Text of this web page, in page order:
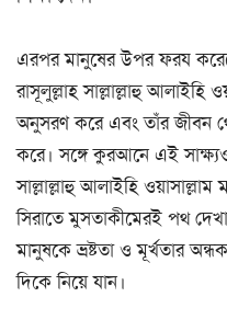
এরপর মানুষের উপর ফরয
রাসূলুল্লাহ সাল্লাল্লাহু
অনুসরণ করে এবং তাঁর জীবন
করে। সঙ্গে কুরআনে এই
সাল্লাল্লাহু আলাইহি
সিরাতে মুসতাকীমেরই পথ
মানুষকে ভ্রষ্টতা ও মূর্খতার
দিকে নিয়ে যান।